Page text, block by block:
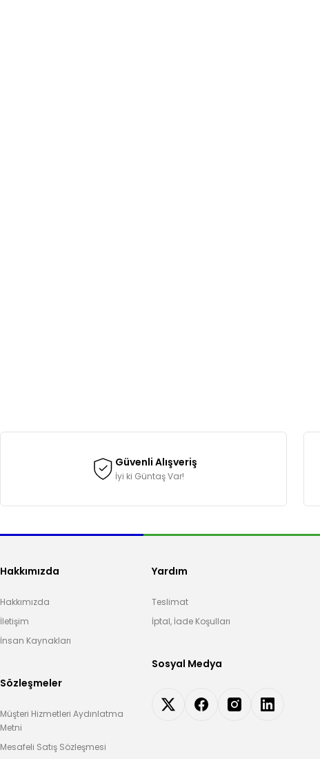
Güvenli Alışveriş
İyi ki Güntaş Var!
Hakkımızda
Hakkımızda
İletişim
İnsan Kaynakları
Sözleşmeler
Müşteri Hizmetleri Aydınlatma
Metni
Mesafeli Satış Sözleşmesi
Yardım
Teslimat
İptal, İade Koşulları
Sosyal Medya